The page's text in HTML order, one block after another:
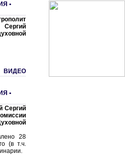
•
ВИДЕО
•
Сергий
28
(в т.ч.